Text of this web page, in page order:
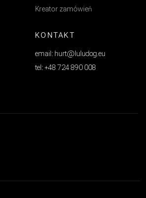
Kreator zamówień
KONTAKT
email: hurt@luludog.eu
tel: +48 724 890 008